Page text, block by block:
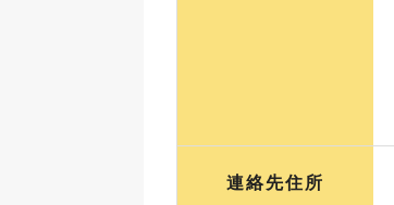
連絡先住所